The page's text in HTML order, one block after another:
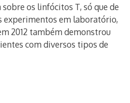
os linfócitos T, só que de
experimentos em laboratório,
2012 também demonstrou
com diversos tipos de